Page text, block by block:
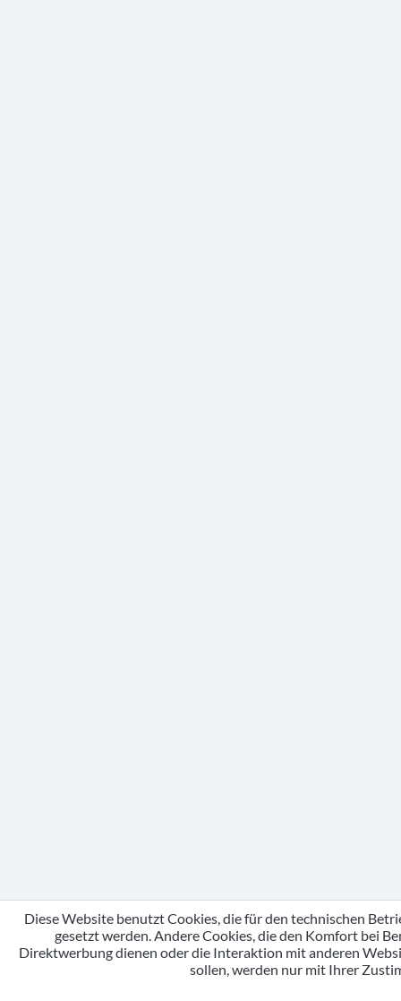
Diese Website benutzt Cookies, die für den technischen
gesetzt werden. Andere Cookies, die den Komfort bei
Direktwerbung dienen oder die Interaktion mit anderen
sollen, werden nur mit Ihrer